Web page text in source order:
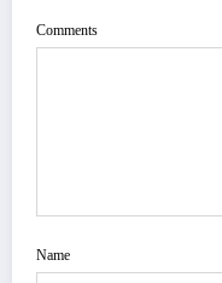
Comments
Name